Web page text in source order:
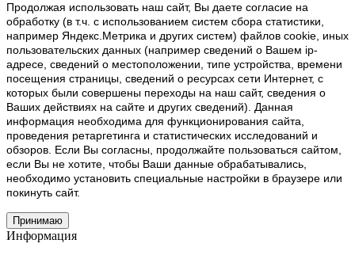
Продолжая использовать наш cайт, Вы даете согласие на
обработку (в т.ч. с использованием систем сбора статистики,
например Яндекс.Метрика и других систем) файлов cookie, иных
пользовательских данных (например сведений о Вашем ip-
адресе, сведений о местоположении, типе устройства, времени
посещения страницы, сведений о ресурсах сети Интернет, с
которых были совершены переходы на наш сайт, сведения о
Ваших действиях на сайте и других сведений). Данная
информация необходима для функционирования сайта,
проведения ретаргетинга и статистических исследований и
обзоров. Если Вы согласны, продолжайте пользоваться сайтом,
если Вы не хотите, чтобы Ваши данные обрабатывались,
необходимо установить специальные настройки в браузере или
покинуть сайт.
Принимаю
Информация